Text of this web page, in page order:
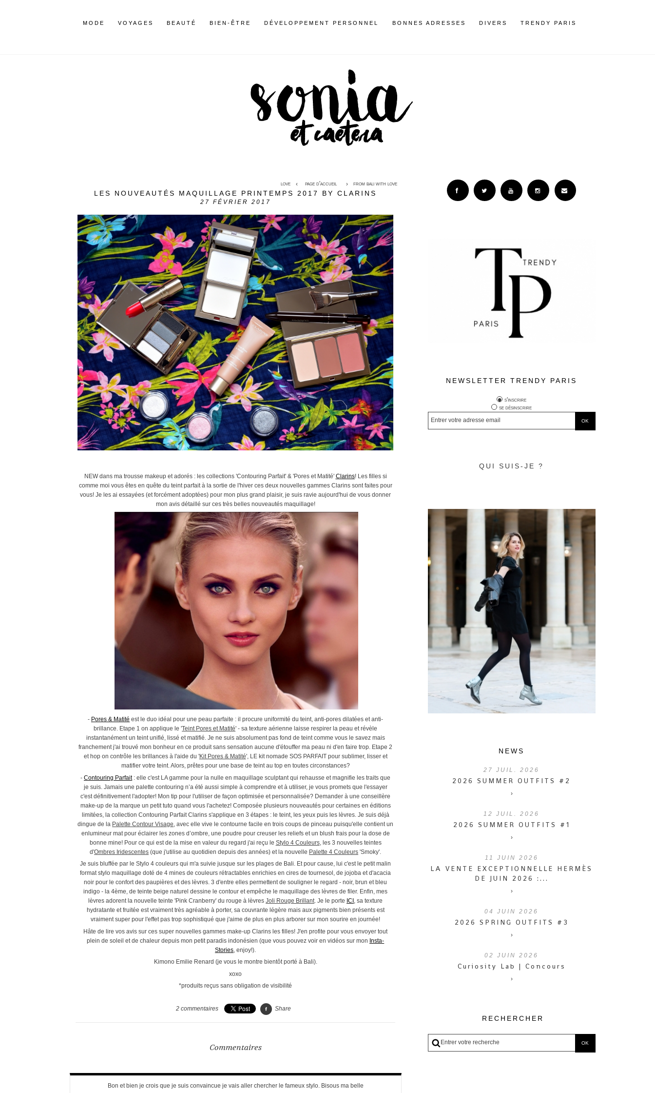
MODE VOYAGES BEAUTÉ BIEN-ÊTRE DÉVELOPPEMENT PERSONNEL BONNES ADRESSES DIVERS TRENDY PARIS
love page d'accueil from bali with love
LES NOUVEAUTÉS MAQUILLAGE PRINTEMPS 2017 BY CLARINS
27 FÉVRIER 2017
NEW dans ma trousse makeup et adorés : les collections 'Contouring Parfait' & 'Pores et Matité' Clarins! Les filles si
comme moi vous êtes en quête du teint parfait à la sortie de l'hiver ces deux nouvelles gammes Clarins sont faites pour
vous! Je les ai essayées (et forcément adoptées) pour mon plus grand plaisir, je suis ravie aujourd'hui de vous donner
mon avis détaillé sur ces très belles nouveautés maquillage!
- Pores & Matité est le duo idéal pour une peau parfaite : il procure uniformité du teint, anti-pores dilatées et anti-
brillance. Etape 1 on applique le 'Teint Pores et Matité' - sa texture aérienne laisse respirer la peau et révèle
instantanément un teint unifié, lissé et matifié. Je ne suis absolument pas fond de teint comme vous le savez mais
franchement j'ai trouvé mon bonheur en ce produit sans sensation aucune d'étouffer ma peau ni d'en faire trop. Etape 2
et hop on contrôle les brillances à l'aide du 'Kit Pores & Matité', LE kit nomade SOS PARFAIT pour sublimer, lisser et
matifier votre teint. Alors, prêtes pour une base de teint au top en toutes circonstances?
-Contouring Parfait: elle c'est LA gamme pour la nulle en maquillage sculptant qui rehausse et magnifie les traits que
je suis. Jamais une palette contouring n’a été aussi simple à comprendre et à utiliser, je vous promets que l'essayer
c'est définitivement l'adopter! Mon tip pour l'utiliser de façon optimisée et personnalisée? Demander à une conseillère
make-up de la marque un petit tuto quand vous l'achetez! Composée plusieurs nouveautés pour certaines en éditions
limitées, la collection Contouring Parfait Clarins s'applique en 3 étapes : le teint, les yeux puis les lèvres. Je suis déjà
dingue de la Palette Contour Visage, avec elle vive le contourne facile en trois coups de pinceau puisqu'elle contient un
enlumineur mat pour éclairer les zones d’ombre, une poudre pour creuser les reliefs et un blush frais pour la dose de
bonne mine! Pour ce qui est de la mise en valeur du regard j'ai reçu le Stylo 4 Couleurs, les 3 nouvelles teintes
d'Ombres Iridescentes (que j'utilise au quotidien depuis des années) et la nouvelle Palette 4 Couleurs 'Smoky'.
Je suis bluffée par le Stylo 4 couleurs qui m'a suivie jusque sur les plages de Bali. Et pour cause, lui c'est le petit malin
format stylo maquillage doté de 4 mines de couleurs rétractables enrichies en cires de tournesol, de jojoba et d'acacia
noir pour le confort des paupières et des lèvres. 3 d'entre elles permettent de souligner le regard - noir, brun et bleu
indigo - la 4ème, de teinte beige naturel dessine le contour et empêche le maquillage des lèvres de filer. Enfin, mes
lèvres adorent la nouvelle teinte 'Pink Cranberry' du rouge à lèvresJoli Rouge Brillant. Je le porte ICI , sa texture
hydratante et fruitée est vraiment très agréable à porter, sa couvrante légère mais aux pigments bien présents est
vraiment super pour l'effet pas trop sophistiqué que j'aime de plus en plus arborer sur mon sourire en journée!
Hâte de lire vos avis sur ces super nouvelles gammes make-up Clarins les filles! J'en profite pour vous envoyer tout
plein de soleil et de chaleur depuis mon petit paradis indonésien (que vous pouvez voir en vidéos sur mon Insta-
Stories , enjoy!).
Kimono Emilie Renard (je vous le montre bientôt porté à Bali).
xoxo
*produits reçus sans obligation de visibilité
2 commentaires Share
Commentaires
Bon et bien je crois que je suis convaincue je vais aller chercher le fameux stylo. Bisous ma belle
NEWSLETTER TRENDY PARIS
s'inscrire
se désinscrire
QUI SUIS-JE ?
NEWS
27 JUIL. 2026
2026 SUMMER OUTFITS #2
›
12 JUIL. 2026
2026 SUMMER OUTFITS #1
›
11 JUIN 2026
LA VENTE EXCEPTIONNELLE HERMÈS
DE JUIN 2026 :...
›
04 JUIN 2026
2026 SPRING OUTFITS #3
›
02 JUIN 2026
Curiosity Lab | Concours
›
RECHERCHER